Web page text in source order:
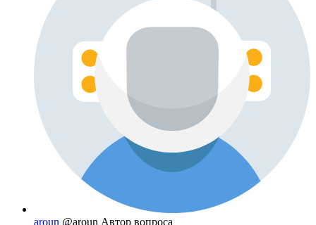
aroun @aroun Автор вопроса